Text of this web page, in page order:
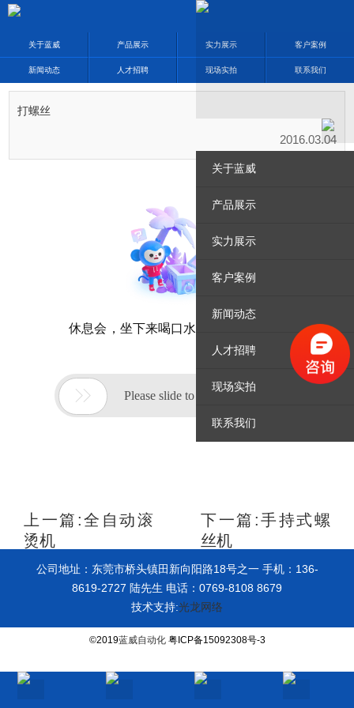
关于蓝威
产品展示
实力展示
客户案例
新闻动态
人才招聘
现场实拍
联系我们
关于蓝威 产品展示 实力展示 客户案例
新闻动态 人才招聘 现场实拍 联系我们
打螺丝
2016.03.04
上一篇:全自动滚
烫机
下一篇:手持式螺
丝机
公司地址：东莞市桥头镇田新向阳路18号之一 手机：136-
8619-2727 陆先生 电话：0769-8108 8679
技术支持:光龙网络
©2019蓝威自动化粤ICP备15092308号-3